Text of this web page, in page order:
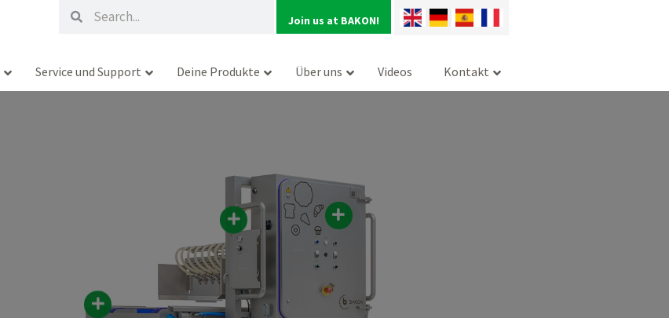
SucheSuche
Join us at BAKON!
Service und Support Deine Produkte Über uns Videos Kontakt